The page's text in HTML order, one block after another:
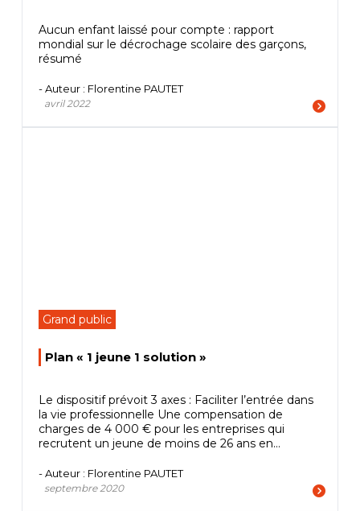
Aucun enfant laissé pour compte : rapport
mondial sur le décrochage scolaire des garçons,
résumé
- Auteur : Florentine PAUTET
avril 2022
Grand public
Plan « 1 jeune 1 solution »
Le dispositif prévoit 3 axes : Faciliter l’entrée dans
la vie professionnelle Une compensation de
charges de 4 000 € pour les entreprises qui
recrutent un jeune de moins de 26 ans en...
- Auteur : Florentine PAUTET
septembre 2020